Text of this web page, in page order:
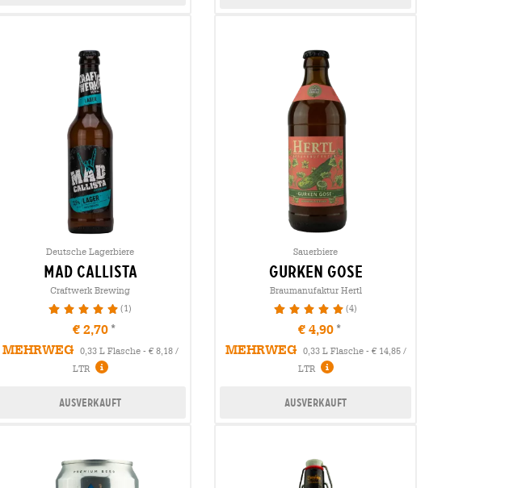
Deutsche Lagerbiere
mad callista
Craftwerk Brewing
100% (1)
€ 2,70
MEHRWEG
0,33 L Flasche - € 8,18 /
LTR
Ausverkauft
Sauerbiere
gurken gose
Braumanufaktur Hertl
100% (4)
€ 4,90
MEHRWEG
0,33 L Flasche - € 14,85 /
LTR
Ausverkauft